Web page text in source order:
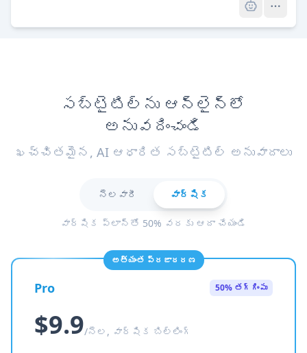
సబ్‌టైటిల్‌ను ఆన్‌లైన్‌లో
అనువదించండి
ఖచ్చితమైన, AI ఆధారిత సబ్‌టైటిల్ అనువాదాలు
నెలవారీ వార్షిక
వార్షిక ప్లాన్‌తో 50% వరకు ఆదా చేయండి
అత్యంత ప్రజాదరణ
Pro 50% తగ్గింపు
$9.9/నెల, వార్షిక బిల్లింగ్